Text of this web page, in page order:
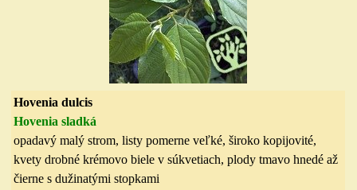
Hovenia dulcis
Hovenia sladká
opadavý malý strom, listy pomerne veľké, široko kopijovité,
kvety drobné krémovo biele v súkvetiach, plody tmavo hnedé až
čierne s dužinatými stopkami